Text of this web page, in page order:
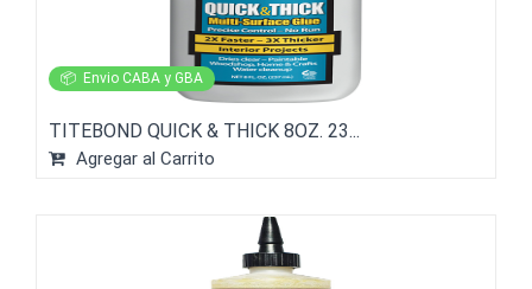
📦 Envio CABA y GBA
TITEBOND QUICK & THICK 8OZ. 23...
Agregar al Carrito